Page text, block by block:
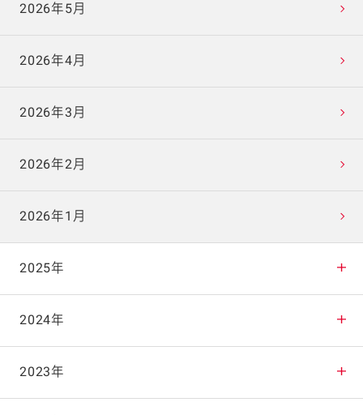
2026年5月
2026年4月
2026年3月
2026年2月
2026年1月
2025年
2025年12月
2025年11月
2024年
2024年12月
2023年